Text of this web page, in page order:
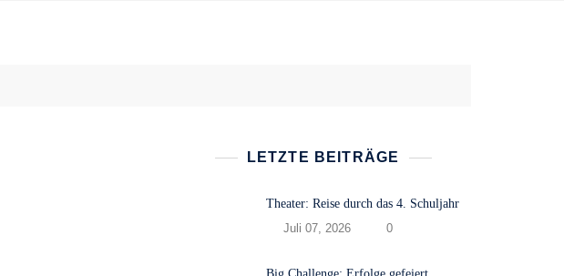
LETZTE BEITRÄGE
Theater: Reise durch das 4. Schuljahr
Juli 07, 2026
0